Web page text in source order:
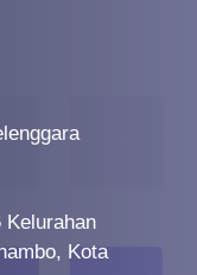
Kelurahan
Kota